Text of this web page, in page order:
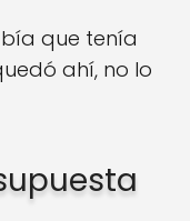
que tenía
ahí, no lo